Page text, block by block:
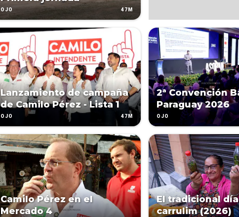
OJO 47M
Lanzamiento de campaña
de Camilo Pérez - Lista 1
OJO 47M
2ª Convención
Paraguay 2026
OJO
Camilo Pérez en el
Mercado 4
El tradicional
carrulim (2026)